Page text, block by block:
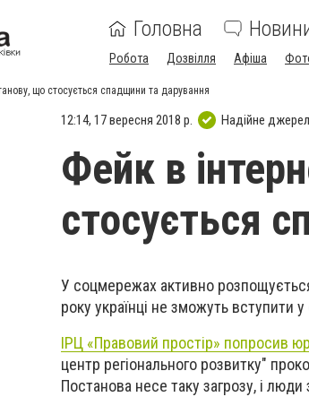
Головна
Робота Дозвілля Афіша
що стосується спадщини та дарування
12:14, 17 вересня 2018 р. Надійне
Фейк в
стосується
У соцмережах активно
року українці не зможуть вступити
ІРЦ «Правовий простір» попросив
центр регіонального розвитку"
Постанова несе таку загрозу, і